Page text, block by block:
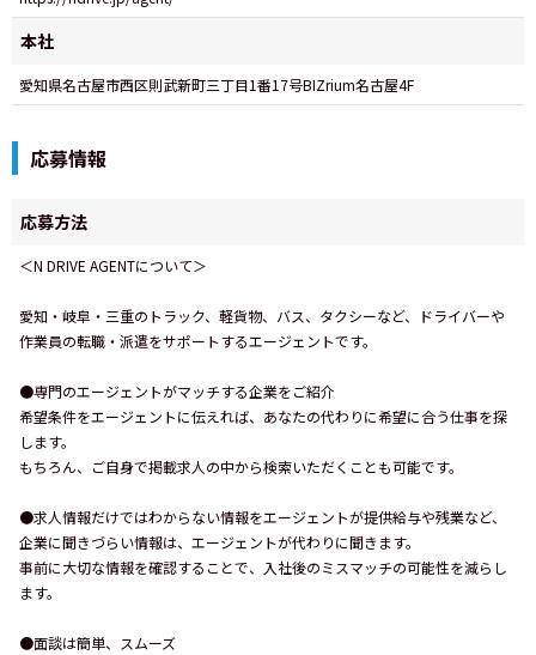
本社
愛知県名古屋市西区則武新町三丁目1番17号BIZrium名古屋4F
応募情報
応募方法
＜N DRIVE AGENTについて＞
愛知・岐阜・三重のトラック、軽貨物、バス、タクシーなど、ドライバーや
作業員の転職・派遣をサポートするエージェントです。
●専門のエージェントがマッチする企業をご紹介
希望条件をエージェントに伝えれば、あなたの代わりに希望に合う仕事を探
します。
もちろん、ご自身で掲載求人の中から検索いただくことも可能です。
●求人情報だけではわからない情報をエージェントが提供給与や残業など、
企業に聞きづらい情報は、エージェントが代わりに聞きます。
事前に大切な情報を確認することで、入社後のミスマッチの可能性を減らし
ます。
●面談は簡単、スムーズ